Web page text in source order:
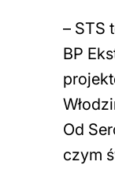
– STS
BP
Od
czym